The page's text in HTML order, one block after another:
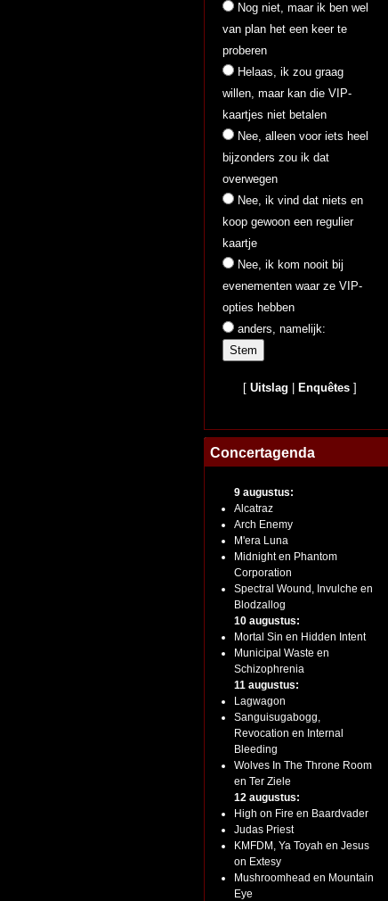
Nog niet, maar ik ben wel
van plan het een keer te
proberen
Helaas, ik zou graag
willen, maar kan die VIP-
kaartjes niet betalen
Nee, alleen voor iets heel
bijzonders zou ik dat
overwegen
Nee, ik vind dat niets en
koop gewoon een regulier
kaartje
Nee, ik kom nooit bij
evenementen waar ze VIP-
opties hebben
anders, namelijk:
[Uitslag Enquêtes ]
Concertagenda
9 augustus:
Alcatraz
Arch Enemy
M'era Luna
Midnight en Phantom
Corporation
Spectral Wound, Invulche en
Blodzallog
10 augustus:
Mortal Sin en Hidden Intent
Municipal Waste en
Schizophrenia
11 augustus:
Lagwagon
Sanguisugabogg,
Revocation en Internal
Bleeding
Wolves In The Throne Room
en Ter Ziele
12 augustus:
High on Fire en Baardvader
Judas Priest
KMFDM, Ya Toyah en Jesus
on Extesy
Mushroomhead en Mountain
Eye